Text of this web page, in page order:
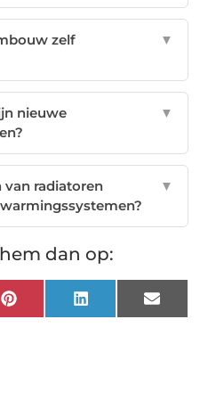
zelf
▼
nieuwe
▼
van radiatoren
▼
dan op:
Pinterest LinkedIn Email